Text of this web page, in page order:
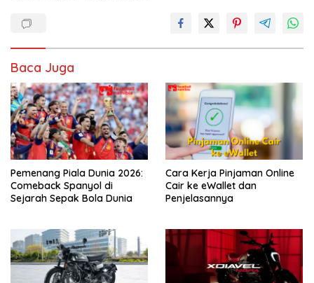
Baca Juga
Pemenang Piala Dunia 2026:
Comeback Spanyol di
Sejarah Sepak Bola Dunia
Cara Kerja Pinjaman Online
Cair ke eWallet dan
Penjelasannya